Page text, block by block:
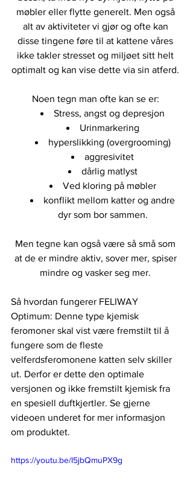
møbler eller flytte generelt. Men også
alt av aktiviteter vi gjør og ofte kan
disse tingene føre til at kattene våres
ikke takler stresset og miljøet sitt helt
optimalt og kan vise dette via sin atferd.
Noen tegn man ofte kan se er:
Stress, angst og depresjon
Urinmarkering
hyperslikking (overgrooming)
aggresivitet
dårlig matlyst
Ved kloring på møbler
konflikt mellom katter og andre
dyr som bor sammen.
Men tegne kan også være så små som
at de er mindre aktiv, sover mer, spiser
mindre og vasker seg mer.
Så hvordan fungerer FELIWAY
Optimum: Denne type kjemisk
feromoner skal vist være fremstilt til å
fungere som de fleste
velferdsferomonene katten selv skiller
ut. Derfor er dette den optimale
versjonen og ikke fremstilt kjemisk fra
en spesiell duftkjertler. Se gjerne
videoen underet for mer informasjon
om produktet.
https://youtu.be/I5jbQmuPX9g